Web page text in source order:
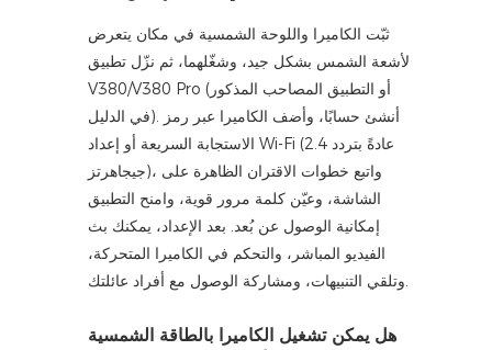
ثبّت الكاميرا واللوحة الشمسية في مكان يتعرض
لأشعة الشمس بشكل جيد، وشغّلهما، ثم نزّل تطبيق
V380/V380 Pro (أو التطبيق المصاحب المذكور
في الدليل). أنشئ حسابًا، وأضف الكاميرا عبر رمز
الاستجابة السريعة أو إعداد Wi-Fi (عادةً بتردد 2.4
جيجاهرتز)، واتبع خطوات الاقتران الظاهرة على
الشاشة، وعيّن كلمة مرور قوية، وامنح التطبيق
إمكانية الوصول عن بُعد. بعد الإعداد، يمكنك بث
الفيديو المباشر، والتحكم في الكاميرا المتحركة،
وتلقي التنبيهات، ومشاركة الوصول مع أفراد عائلتك.
هل يمكن تشغيل الكاميرا بالطاقة الشمسية